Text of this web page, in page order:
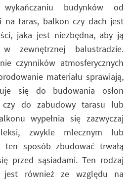
budynków od
na taras, balkon czy dach jest
jaka jest niezbędna, aby ją
zewnętrznej balustradzie.
czynników atmosferycznych
materiału sprawiają,
się do budowania osłon
czy do zabudowy tarasu lub
wypełnia się zazwyczaj
zwykle mlecznym lub
sposób zbudować trwałą
przed sąsiadami. Ten rodzaj
jest również ze względu na